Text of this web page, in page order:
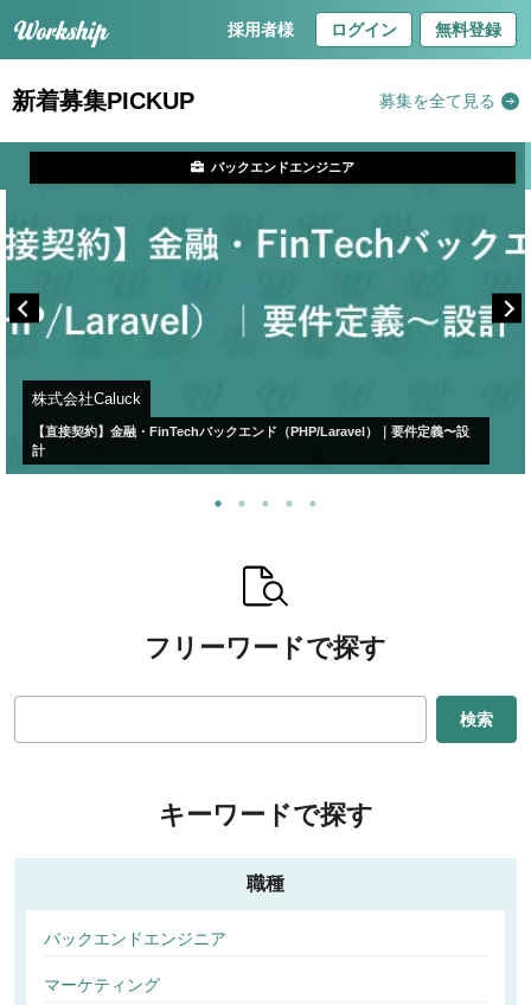
採用者様 ログイン 無料登録
新着募集PICKUP 募集を全て見る
株式会社Caluck
【直接契約】金融・FinTechバックエンド（PHP/Laravel）｜要件定義〜設
計
バックエンドエンジニア
フリーワードで探す
検索
キーワードで探す
職種
バックエンドエンジニア
マーケティング